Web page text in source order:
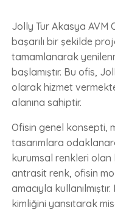
Jolly Tur Akasya AVM
başarılı bir şekilde
tamamlanarak
başlamıştır. Bu ofis,
olarak hizmet
alanına sahiptir.
Ofisin genel konsepti,
tasarımlara
kurumsal renkleri olan
antrasit renk, ofisin
amacıyla
kimliğini yansıtarak